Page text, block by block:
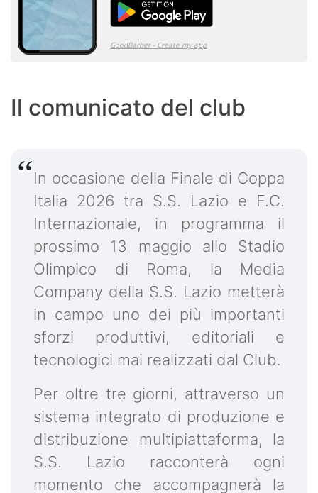
Il comunicato del club
In occasione della Finale di Coppa
Italia 2026 tra S.S. Lazio e F.C.
Internazionale, in programma il
prossimo 13 maggio allo Stadio
Olimpico di Roma, la Media
Company della S.S. Lazio metterà
in campo uno dei più importanti
sforzi produttivi, editoriali e
tecnologici mai realizzati dal Club.
Per oltre tre giorni, attraverso un
sistema integrato di produzione e
distribuzione multipiattaforma, la
S.S. Lazio racconterà ogni
momento che accompagnerà la